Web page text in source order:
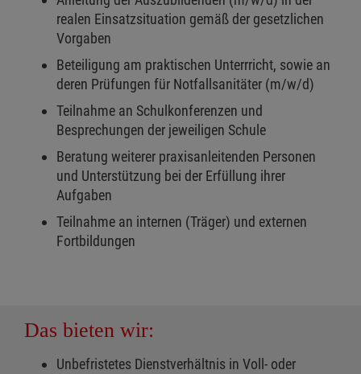
realen Einsatzsituation gemäß der gesetzlichen
Vorgaben
Beteiligung am praktischen Unterrricht, sowie an
deren Prüfungen für Notfallsanitäter (m/w/d)
Teilnahme an Schulkonferenzen und
Besprechungen der jeweiligen Schule
Beratung weiterer praxisanleitenden Personen
und Unterstützung bei der Erfüllung ihrer
Aufgaben
Teilnahme an internen (Träger) und externen
Fortbildungen
Das bieten wir:
Unbefristetes Dienstverhältnis in Voll- oder